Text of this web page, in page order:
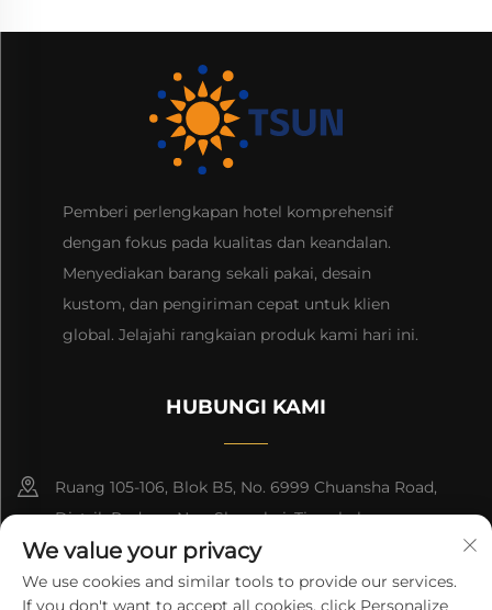
Pemberi perlengkapan hotel komprehensif
dengan fokus pada kualitas dan keandalan.
Menyediakan barang sekali pakai, desain
kustom, dan pengiriman cepat untuk klien
global. Jelajahi rangkaian produk kami hari ini.
HUBUNGI KAMI
Ruang 105-106, Blok B5, No. 6999 Chuansha Road,
Distrik Pudong Nee, Shanghai, Tiongkok
+86-13501965616
We value your privacy
We use cookies and similar tools to provide our services.
If you don't want to accept all cookies, click Personalize